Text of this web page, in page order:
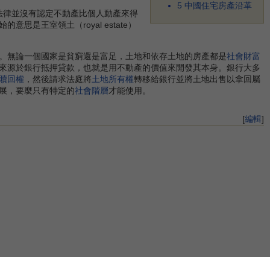
5 中國住宅房產沿革
並沒有認定不動產比個人動產來得
意思是王室領土（royal estate）
論一個國家是貧窮還是富足，土地和依存土地的房產都是社會財富
於銀行抵押貸款，也就是用不動產的價值來開發其本身。銀行大多
贖回權 ，然後請求法庭將土地所有權轉移給銀行並將土地出售以拿回屬
，要麼只有特定的社會階層才能使用。
[編輯]